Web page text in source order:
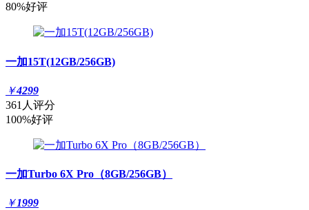
80%好评
一加15T(12GB/256GB)
￥4299
361人评分
100%好评
一加Turbo 6X Pro（8GB/256GB）
￥1999